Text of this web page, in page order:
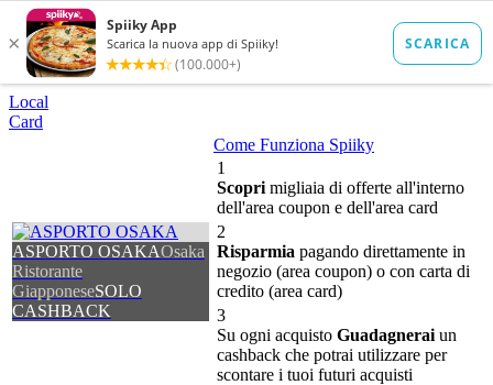
Local
Card
ASPORTO OSAKAOsaka
Ristorante
GiapponeseSOLO
CASHBACK
Come Funziona Spiiky
1
Scopri migliaia di offerte all'interno
dell'area coupon e dell'area card
2
Risparmia pagando direttamente in
negozio (area coupon) o con carta di
credito (area card)
3
Su ogni acquisto Guadagnerai un
cashback che potrai utilizzare per
scontare i tuoi futuri acquisti